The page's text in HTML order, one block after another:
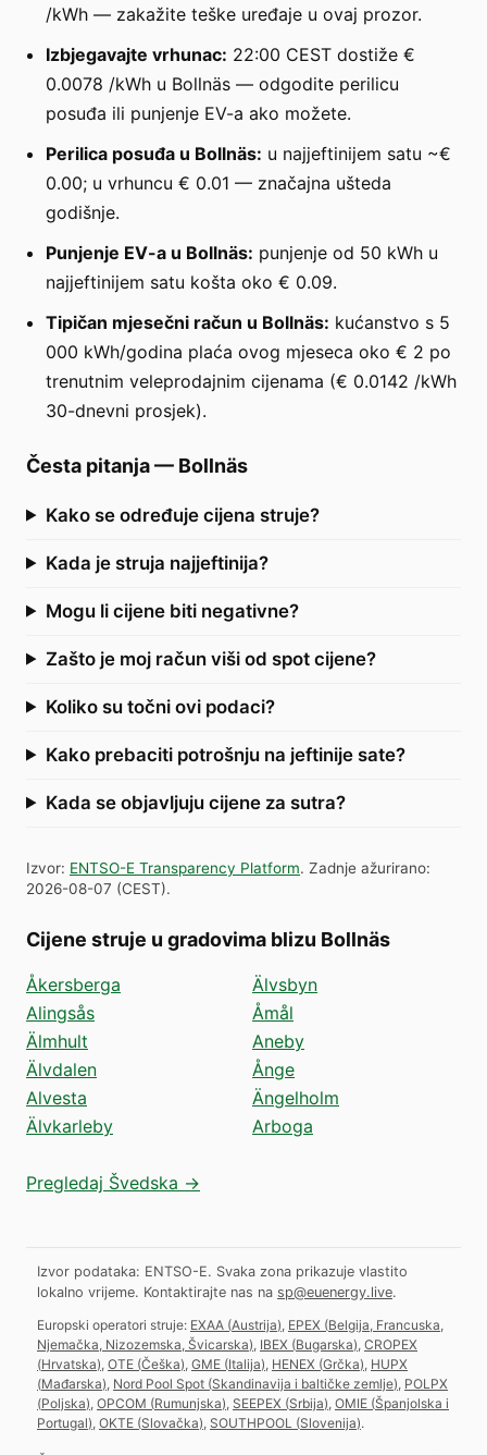
/kWh — zakažite teške uređaje u ovaj prozor.
Izbjegavajte vrhunac: 22:00 CEST dostiže €
0.0078 /kWh u Bollnäs — odgodite perilicu
posuđa ili punjenje EV-a ako možete.
Perilica posuđa u Bollnäs: u najjeftinijem satu ~€
0.00; u vrhuncu € 0.01 — značajna ušteda
godišnje.
Punjenje EV-a u Bollnäs: punjenje od 50 kWh u
najjeftinijem satu košta oko € 0.09.
Tipičan mjesečni račun u Bollnäs: kućanstvo s 5
000 kWh/godina plaća ovog mjeseca oko € 2 po
trenutnim veleprodajnim cijenama (€ 0.0142 /kWh
30-dnevni prosjek).
Česta pitanja— Bollnäs
Kako se određuje cijena struje?
Kada je struja najjeftinija?
Mogu li cijene biti negativne?
Zašto je moj račun viši od spot cijene?
Koliko su točni ovi podaci?
Kako prebaciti potrošnju na jeftinije sate?
Kada se objavljuju cijene za sutra?
Izvor: ENTSO-E Transparency Platform. Zadnje ažurirano:
2026-08-07 (CEST).
Cijene struje u gradovima blizu Bollnäs
Åkersberga
Alingsås
Älmhult
Älvdalen
Alvesta
Älvkarleby
Älvsbyn
Åmål
Aneby
Ånge
Ängelholm
Arboga
Pregledaj Švedska →
Izvor podataka: ENTSO-E. Svaka zona prikazuje vlastito
lokalno vrijeme. Kontaktirajte nas na sp@euenergy.live.
Europski operatori struje: EXAA (Austrija) EPEX (Belgija, Francuska,
Njemačka, Nizozemska, Švicarska) IBEX (Bugarska) CROPEX
(Hrvatska) OTE (Češka) GME (Italija) HENEX (Grčka) HUPX
(Mađarska) Nord Pool Spot (Skandinavija i baltičke zemlje) POLPX
(Poljska) OPCOM (Rumunjska) SEEPEX (Srbija) OMIE (Španjolska i
Portugal) OKTE (Slovačka) SOUTHPOOL (Slovenija).